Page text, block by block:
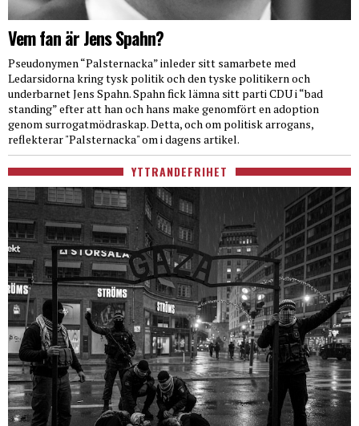
Vem fan är Jens Spahn?
Pseudonymen “Palsternacka” inleder sitt samarbete med
Ledarsidorna kring tysk politik och den tyske politikern och
underbarnet Jens Spahn. Spahn fick lämna sitt parti CDU i “bad
standing” efter att han och hans make genomfört en adoption
genom surrogatmödraskap. Detta, och om politisk arrogans,
reflekterar "Palsternacka" om i dagens artikel.
YTTRANDEFRIHET